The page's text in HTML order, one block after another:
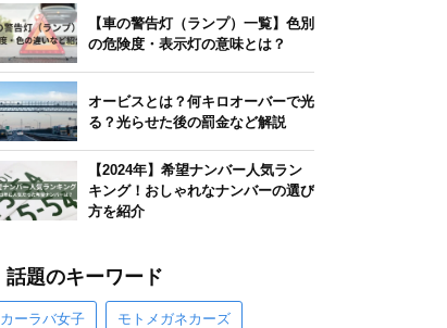
【車の警告灯（ランプ）一覧】色別
の危険度・表示灯の意味とは？
オービスとは？何キロオーバーで光
る？光らせた後の罰金など解説
【2024年】希望ナンバー人気ラン
キング！おしゃれなナンバーの選び
方を紹介
話題のキーワード
カーラバ女子 モトメガネカーズ